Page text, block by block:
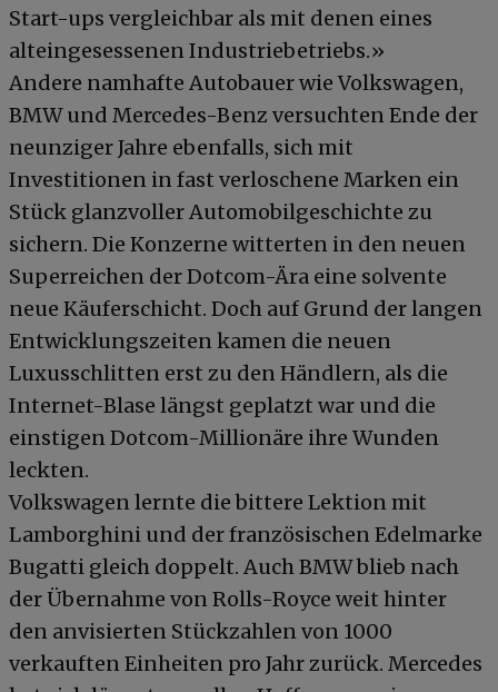
Start-ups vergleichbar als mit denen eines
alteingesessenen Industriebetriebs.»
Andere namhafte Autobauer wie Volkswagen,
BMW und Mercedes-Benz versuchten Ende der
neunziger Jahre ebenfalls, sich mit
Investitionen in fast verloschene Marken ein
Stück glanzvoller Automobilgeschichte zu
sichern. Die Konzerne witterten in den neuen
Superreichen der Dotcom-Ära eine solvente
neue Käuferschicht. Doch auf Grund der langen
Entwicklungszeiten kamen die neuen
Luxusschlitten erst zu den Händlern, als die
Internet-Blase längst geplatzt war und die
einstigen Dotcom-Millionäre ihre Wunden
leckten.
Volkswagen lernte die bittere Lektion mit
Lamborghini und der französischen Edelmarke
Bugatti gleich doppelt. Auch BMW blieb nach
der Übernahme von Rolls-Royce weit hinter
den anvisierten Stückzahlen von 1000
verkauften Einheiten pro Jahr zurück. Mercedes